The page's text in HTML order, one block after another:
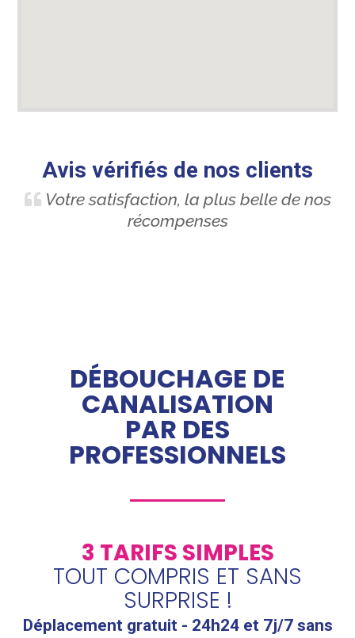
Avis vérifiés de nos clients
Votre satisfaction, la plus belle de nos
récompenses
DÉBOUCHAGE DE
CANALISATION
PAR DES
PROFESSIONNELS
3 TARIFS SIMPLES
TOUT COMPRIS ET SANS
SURPRISE !
Déplacement gratuit - 24h24 et 7j/7 sans